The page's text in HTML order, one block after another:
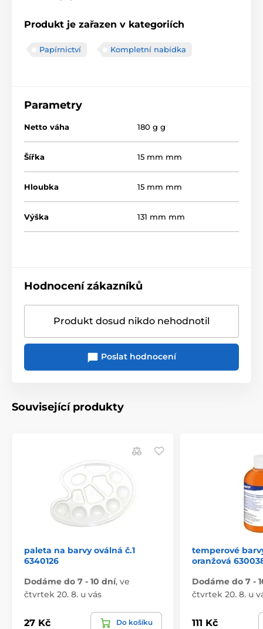
Produkt je zařazen v kategoriích
Papírnictví Kompletní nabídka
Parametry
Netto váha 180 g g
Šířka 15 mm mm
Hloubka 15 mm mm
Výška 131 mm mm
Hodnocení zákazníků
Produkt dosud nikdo nehodnotil
Poslat hodnocení
Související produkty
paleta na barvy oválná č.1
6340126
Dodáme do 7 - 10 dní, ve
čtvrtek 20. 8. u vás
27 Kč Do košíku
temperové
oranžová
Dodáme do 7 -
čtvrtek 20. 8. u
111 Kč